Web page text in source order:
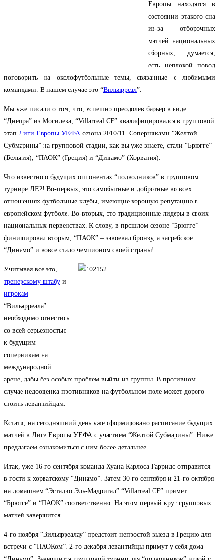
Европы находятся в
состоянии этакого сна
из-за отборочных
матчей национальных
сборных, думается,
есть неплохой повод
поговорить на околофутбольные темы, связанные с любимыми
командами. В нашем случае это “Вильярреал”.
Мы уже писали о том, что, успешно преодолев барьер в виде
“Днепра” из Могилева, “Villarreal CF” квалифицировался в групповой
этап Лиги Европы УЕФА сезона 2010/11. Соперниками “Желтой
Субмарины” на групповой стадии, как вы уже знаете, стали “Брюгге”
(Бельгия), “ПАОК” (Греция) и “Динамо” (Хорватия).
Что известно о будущих оппонентах “подводников” в групповом
турнире ЛЕ?! Во-первых, это самобытные и добротные во всех
отношениях футбольные клубы, имеющие хорошую репутацию в
европейском футболе. Во-вторых, это традиционные лидеры в своих
национальных первенствах. К слову, в прошлом сезоне “Брюгге”
финишировал вторым, “ПАОК” – завоевал бронзу, а загребское
“Динамо” и вовсе стало чемпионом своей страны!
Учитывая все это,
тренерскому штабу и
игрокам
“Вильярреала”
необходимо отнестись
со всей серьезностью
к будущим
соперникам на
международной
арене, дабы без особых проблем выйти из группы. В противном
случае недооценка противников на футбольном поле может дорого
стоить левантийцам.
Кстати, на сегодняшний день уже сформировано расписание будущих
матчей в Лиге Европы УЕФА с участием “Желтой Субмарины”. Ниже
предлагаем ознакомиться с ним более детальнее.
Итак, уже 16-го сентября команда Хуана Карлоса Гарридо отправится
в гости к хорватскому “Динамо”. Затем 30-го сентября и 21-го октября
на домашнем “Эстадио Эль-Мадригал” “Villarreal CF” примет
“Брюгге” и “ПАОК” соответственно. На этом первый круг групповых
матчей завершится.
4-го ноября “Вильярреалау” предстоит непростой выезд в Грецию для
встречи с “ПАОКом”. 2-го декабря левантийцы примут у себя дома